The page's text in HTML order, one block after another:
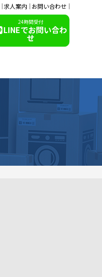
求人案内 お問い合わせ
24時間受付
LINEでお問い合わ
せ